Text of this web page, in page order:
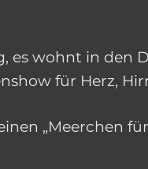
es wohnt in den
für Herz,
„Meerchen